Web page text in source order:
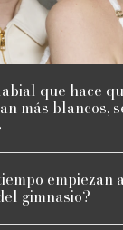
que hace
más blancos,
empiezan
gimnasio?